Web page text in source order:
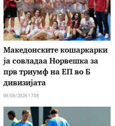
Македонските кошаркарки
ја совладаа Норвешка за
прв триумф на ЕП во Б
дивизијата
08/08/2026 17:08